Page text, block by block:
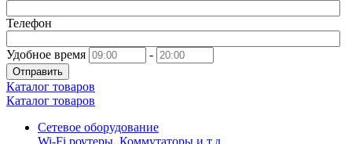
Телефон
Удобное время -
Отправить
Каталог товаров
Каталог товаров
Сетевое оборудование
Wi-Fi роутеры, Коммутаторы и т.д